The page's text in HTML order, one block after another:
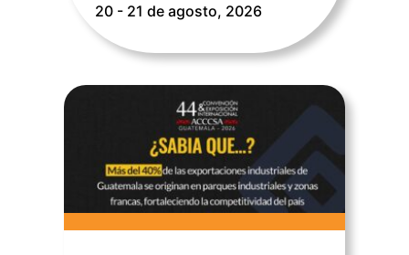
20 - 21 de agosto, 2026